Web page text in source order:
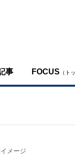
事 FOCUS （ト
メージ